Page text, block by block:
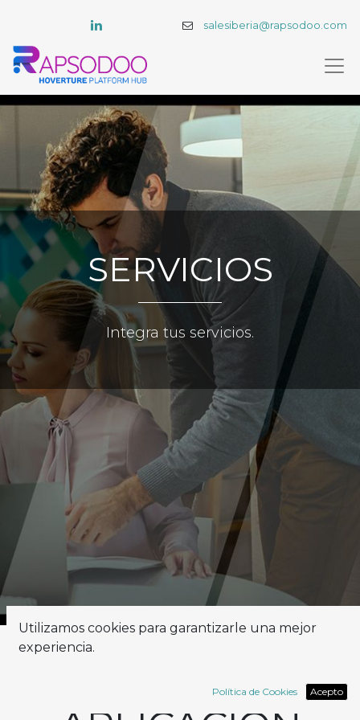
salesiberia@rapsodoo.com
SERVICIOS
Integra tus servicios.
UNA
Utilizamos cookies para garantizarle una mejor
experiencia.
Política de Cookies Acepto